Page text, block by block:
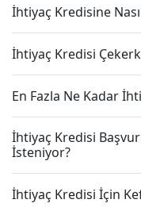
İhtiyaç Kredisine
İhtiyaç Kredisi
En Fazla Ne Kadar
İhtiyaç Kredisi
İsteniyor?
İhtiyaç Kredisi İçin